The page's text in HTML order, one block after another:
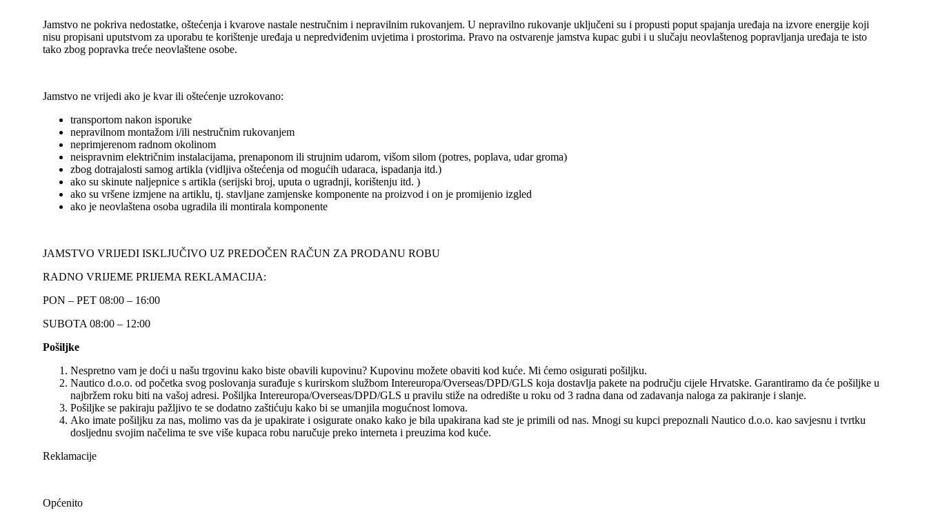
Jamstvo ne pokriva nedostatke, oštećenja i kvarove nastale nestručnim i nepravilnim rukovanjem. U nepravilno rukovanje uključeni su i propusti poput spajanja uređaja na izvore energije koji
nisu propisani uputstvom za uporabu te korištenje uređaja u nepredviđenim uvjetima i prostorima. Pravo na ostvarenje jamstva kupac gubi i u slučaju neovlaštenog popravljanja uređaja te isto
tako zbog popravka treće neovlaštene osobe.
Jamstvo ne vrijedi ako je kvar ili oštećenje uzrokovano:
transportom nakon isporuke
nepravilnom montažom i/ili nestručnim rukovanjem
neprimjerenom radnom okolinom
neispravnim električnim instalacijama, prenaponom ili strujnim udarom, višom silom (potres, poplava, udar groma)
zbog dotrajalosti samog artikla (vidljiva oštećenja od mogućih udaraca, ispadanja itd.)
ako su skinute naljepnice s artikla (serijski broj, uputa o ugradnji, korištenju itd. )
ako su vršene izmjene na artiklu, tj. stavljane zamjenske komponente na proizvod i on je promijenio izgled
ako je neovlaštena osoba ugradila ili montirala komponente
JAMSTVO VRIJEDI ISKLJUČIVO UZ PREDOČEN RAČUN ZA PRODANU ROBU
RADNO VRIJEME PRIJEMA REKLAMACIJA:
PON – PET 08:00 – 16:00
SUBOTA 08:00 – 12:00
Pošiljke
Nespretno vam je doći u našu trgovinu kako biste obavili kupovinu? Kupovinu možete obaviti kod kuće. Mi ćemo osigurati pošiljku.
Nautico d.o.o. od početka svog poslovanja surađuje s kurirskom službom Intereuropa/Overseas/DPD/GLS koja dostavlja pakete na području cijele Hrvatske. Garantiramo da će pošiljke u
najbržem roku biti na vašoj adresi. Pošiljka Intereuropa/Overseas/DPD/GLS u pravilu stiže na odredište u roku od 3 radna dana od zadavanja naloga za pakiranje i slanje.
Pošiljke se pakiraju pažljivo te se dodatno zaštićuju kako bi se umanjila mogućnost lomova.
Ako imate pošiljku za nas, molimo vas da je upakirate i osigurate onako kako je bila upakirana kad ste je primili od nas. Mnogi su kupci prepoznali Nautico d.o.o. kao savjesnu i tvrtku
dosljednu svojim načelima te sve više kupaca robu naručuje preko interneta i preuzima kod kuće.
Reklamacije
Općenito